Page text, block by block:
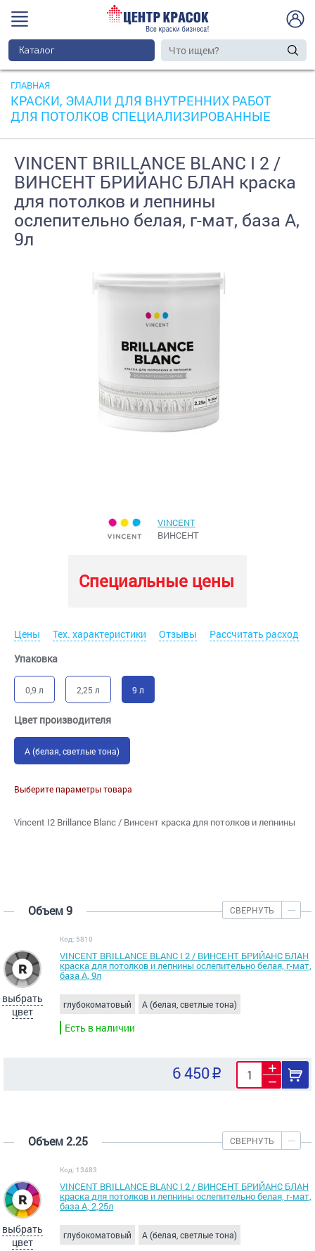
Каталог
ГЛАВНАЯ
КРАСКИ, ЭМАЛИ ДЛЯ ВНУТРЕННИХ РАБОТ
ДЛЯ ПОТОЛКОВ СПЕЦИАЛИЗИРОВАННЫЕ
VINCENT BRILLANCE BLANC I 2 /
ВИНСЕНТ БРИЙАНС БЛАН краска
для потолков и лепнины
ослепительно белая, г-мат, база А,
9л
VINCENT
ВИНСЕНТ
Специальные цены
Цены Тех. характеристики Отзывы
Рассчитать расход
Упаковка
0,9 л 2,25 л 9 л
Цвет производителя
A (белая, светлые тона)
Выберите параметры товара
Vincent I2 Brillance Blanc / Винсент краска для потолков и лепнины
Объем 9 СВЕРНУТЬ
выбрать
цвет
Код: 5810
VINCENT BRILLANCE BLANC I 2 / ВИНСЕНТ БРИЙАНС БЛАН
краска для потолков и лепнины ослепительно белая, г-мат,
база А, 9л
глубокоматовый A (белая, светлые тона)
Есть в наличии
6 450
Объем 2.25 СВЕРНУТЬ
выбрать
цвет
Код: 13483
VINCENT BRILLANCE BLANC I 2 / ВИНСЕНТ БРИЙАНС БЛАН
краска для потолков и лепнины ослепительно белая, г-мат,
база А, 2,25л
глубокоматовый A (белая, светлые тона)